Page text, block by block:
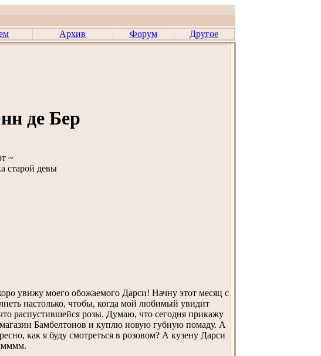
Архив Форум Другое
де Бер
~
старой девы
увижу моего обожаемого Дарси! Начну этот месяц с
настолько, чтобы, когда мой любимый увидит
распустившейся розы. Думаю, что сегодня прикажу
Бамбелтонов и куплю новую губную помаду. А
как я буду смотреться в розовом? А кузену Дарси